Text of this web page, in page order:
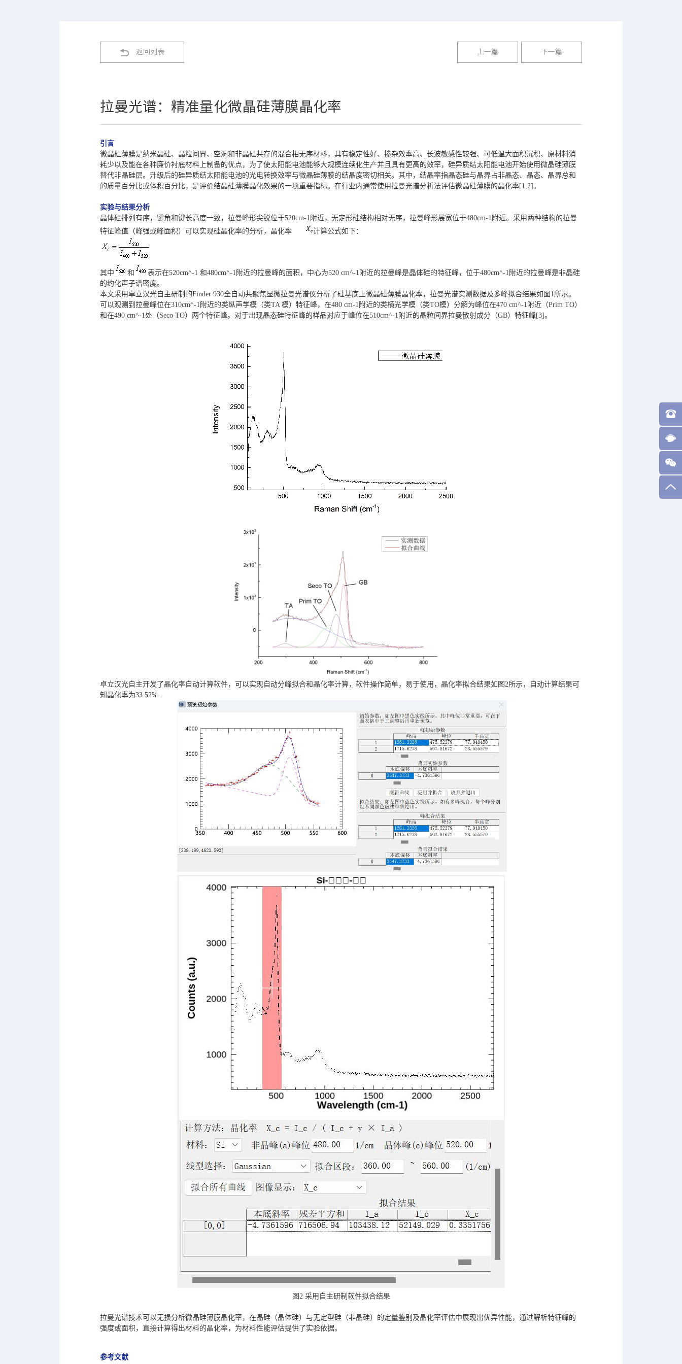
返回列表 上一篇 下一篇
拉曼光谱：精准量化微晶硅薄膜晶化率
引言
微晶硅薄膜是纳米晶硅、晶粒间界、空洞和非晶硅共存的混合相无序材料，具有稳定性好、掺杂效率高、长波敏感性较强、可低温大面积沉积、原材料消
耗少以及能在各种廉价衬底材料上制备的优点，为了使太阳能电池能够大规模连续化生产并且具有更高的效率，硅异质结太阳能电池开始使用微晶硅薄膜
替代非晶硅层。升级后的硅异质结太阳能电池的光电转换效率与微晶硅薄膜的结晶度密切相关。其中，结晶率指晶态硅与晶界占非晶态、晶态、晶界总和
的质量百分比或体积百分比，是评价结晶硅薄膜晶化效果的一项重要指标。在行业内通常使用拉曼光谱分析法评估微晶硅薄膜的晶化率[1,2]。
实验与结果分析
晶体硅排列有序，键角和键长高度一致，拉曼峰形尖锐位于520cm-1附近，无定形硅结构相对无序，拉曼峰形展宽位于480cm-1附近。采用两种结构的拉曼
特征峰值（峰强或峰面积）可以实现硅晶化率的分析，晶化率
计算公式如下：
其中 和 表示在520cm^-1 和480cm^-1附近的拉曼峰的面积，中心为520 cm^-1附近的拉曼峰是晶体硅的特征峰，位于480cm^-1 附近的拉曼峰是非晶硅
的约化声子谱密度。
本文采用卓立汉光自主研制的Finder 930全自动共聚焦显微拉曼光谱仪分析了硅基底上微晶硅薄膜晶化率，拉曼光谱实测数据及多峰拟合结果如图1所示。
可以观测到拉曼峰位在310cm^-1附近的类纵声学模（类TA 模）特征峰，在480 cm-1附近的类横光学模（类TO模）分解为峰位在470 cm^-1附近（Prim TO）
和在490 cm^-1处（Seco TO）两个特征峰。对于出现晶态硅特征峰的样品对应于峰位在510cm^-1附近的晶粒间界拉曼散射成分（GB）特征峰[3]。
卓立汉光自主开发了晶化率自动计算软件，可以实现自动分峰拟合和晶化率计算，软件操作简单，易于使用，晶化率拟合结果如图2所示，自动计算结果可
知晶化率为33.52%.
图2 采用自主研制软件拟合结果
拉曼光谱技术可以无损分析微晶硅薄膜晶化率，在晶硅（晶体硅）与无定型硅（非晶硅）的定量鉴别及晶化率评估中展现出优异性能，通过解析特征峰的
强度或面积，直接计算得出材料的晶化率，为材料性能评估提供了实验依据。
参考文献